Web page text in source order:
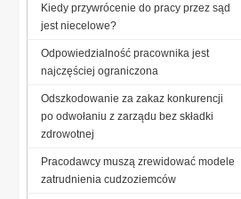
Kiedy przywrócenie do pracy przez sąd
jest niecelowe?
Odpowiedzialność pracownika jest
najczęściej ograniczona
Odszkodowanie za zakaz konkurencji
po odwołaniu z zarządu bez składki
zdrowotnej
Pracodawcy muszą zrewidować modele
zatrudnienia cudzoziemców